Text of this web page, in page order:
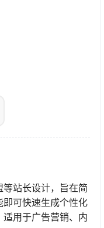
站长设计，旨在简
可快速生成个性化
用于广告营销、内